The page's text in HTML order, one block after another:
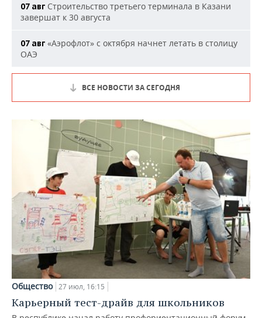
07 авг Строительство третьего терминала в Казани
завершат к 30 августа
07 авг «Аэрофлот» с октября начнет летать в столицу
ОАЭ
ВСЕ НОВОСТИ ЗА СЕГОДНЯ
Общество 27 июл, 16:15
Карьерный тест-драйв для школьников